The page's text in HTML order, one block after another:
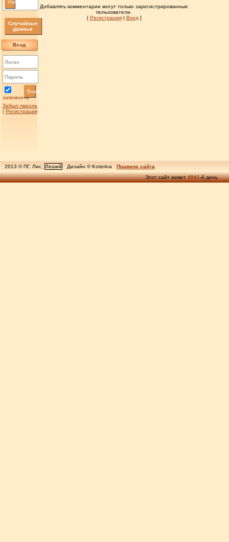
Найти
Случайные
данные
Вход
запомнить
Вход
Забыл пароль
| Регистрация
Добавлять комментарии могут только зарегистрированные
пользователи.
[ Регистрация| Вход ]
2013 © ПГ, Лис, Леший Дизайн © Koterina
Правила сайта
Этот сайт живет4941-й день